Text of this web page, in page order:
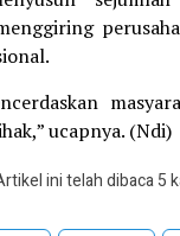
ucapnya. (Ndi)
ini telah dibaca 5